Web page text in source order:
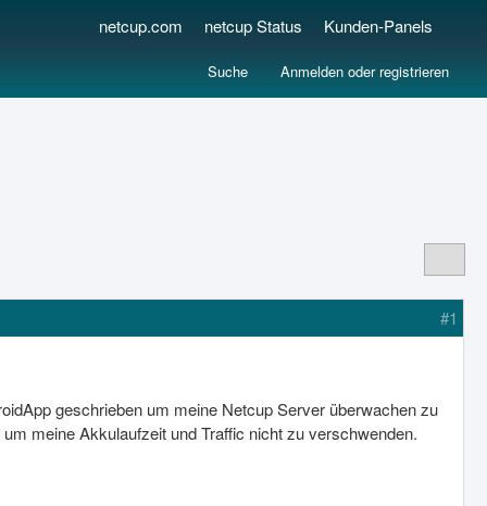
netcup.com netcup Status Kunden-Panels
Anmelden oder registrieren
Suche
#1
geschrieben um meine Netcup Server überwachen zu
meine Akkulaufzeit und Traffic nicht zu verschwenden.